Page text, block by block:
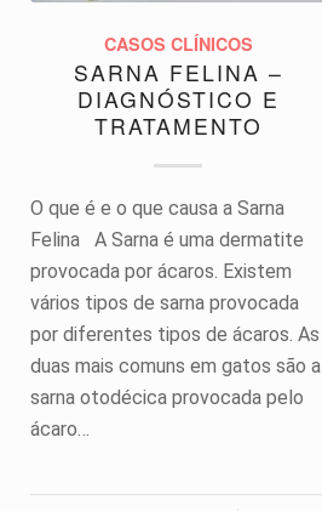
CASOS CLÍNICOS
SARNA FELINA –
DIAGNÓSTICO E
TRATAMENTO
O que é e o que causa a Sarna
Felina A Sarna é uma dermatite
provocada por ácaros. Existem
vários tipos de sarna provocada
por diferentes tipos de ácaros. As
duas mais comuns em gatos são a
sarna otodécica provocada pelo
ácaro…